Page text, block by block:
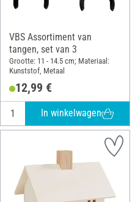
VBS Assortiment van
tangen, set van 3
Grootte: 11 - 14.5 cm; Materiaal:
Kunststof, Metaal
12,99 €
In winkelwagen